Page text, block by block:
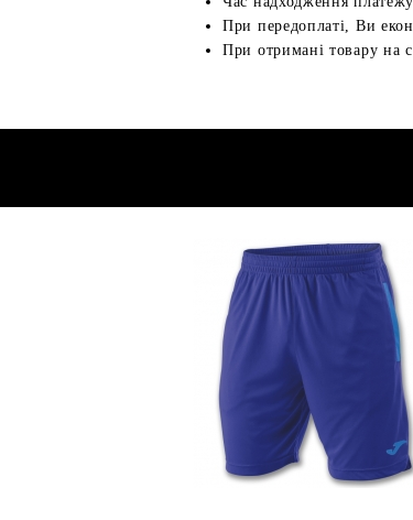
При передоплаті, Ви
При отримані товару на